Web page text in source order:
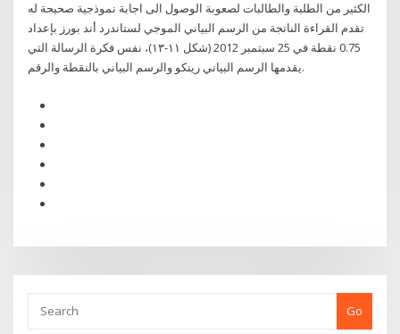
الكثير من الطلبة والطالبات لصعوبة الوصول الى اجابة نموذجية صحيحة له
تقدم القراءة الناتجة من الرسم البياني الموجي لستاندرد أند بورز بإعداد
0.75 نقطة في 25 سبتمبر 2012 (شكل ١١-١٣)، نفس فكرة الرسالة التي
يقدمها الرسم البياني رينكو والرسم البياني بالنقطة والرقم.
Go